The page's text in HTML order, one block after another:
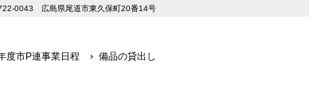
0043 広島県尾道市東久保町20番14号
度市P連事業日程 備品の貸出し